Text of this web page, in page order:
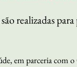
realizadas
em parceria com